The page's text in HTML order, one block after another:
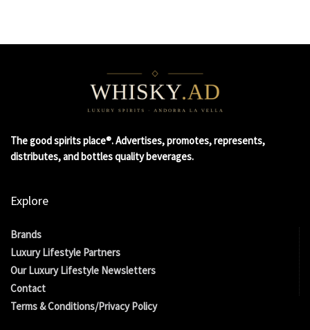
The good spirits place®. Advertises, promotes, represents,
distributes, and bottles quality beverages.
Explore
Brands
Luxury Lifestyle Partners
Our Luxury Lifestyle Newsletters
Contact
Terms & Conditions/Privacy Policy